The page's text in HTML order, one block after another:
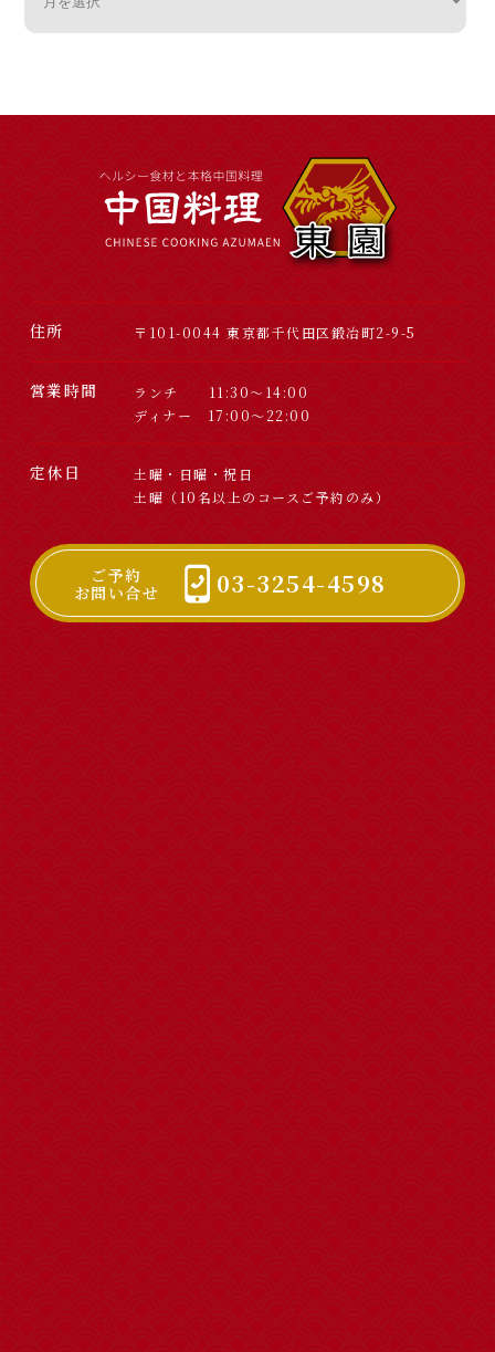
住所 〒101-0044 東京都千代田区鍛冶町2-9-5
営業時間
ランチ 11:30～14:00
ディナー 17:00～22:00
定休日
土曜・日曜・祝日
土曜（10名以上のコースご予約のみ）
ご予約
お問い合せ
03-3254-4598